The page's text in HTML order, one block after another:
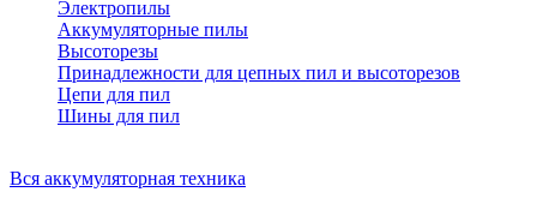
Электропилы
Аккумуляторные пилы
Высоторезы
Принадлежности для цепных пил и высоторезов
Цепи для пил
Шины для пил
Вся аккумуляторная техника